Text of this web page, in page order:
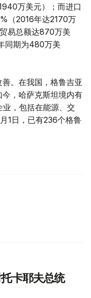
万美元）；而进口
（2016年达2170万
易总额达870万美
同期为480万美
。在我国，格鲁吉亚
，哈萨克斯坦境内有
，包括在能源、交
1日，已有236个格鲁
卡耶夫总统